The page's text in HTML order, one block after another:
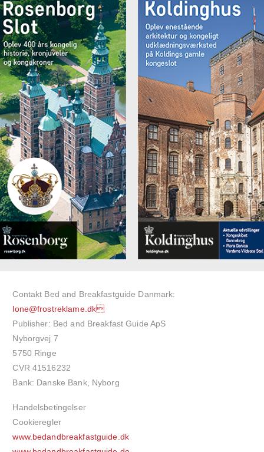
Contakt Bed and Breakfastguide Danmark:
lone@frostreklame.dk
Publisher: Bed and Breakfast Guide ApS
Nyborgvej 7
5750 Ringe
CVR 41516232
Bank: Danske Bank, Nyborg
Handelsbetingelser
Cookieregler
www.bedandbreakfastguide.dk